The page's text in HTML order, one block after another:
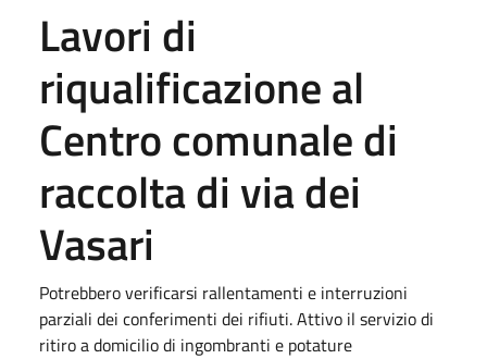
Lavori di
riqualificazione al
Centro comunale di
raccolta di via dei
Vasari
Potrebbero verificarsi rallentamenti e interruzioni
parziali dei conferimenti dei rifiuti. Attivo il servizio di
ritiro a domicilio di ingombranti e potature